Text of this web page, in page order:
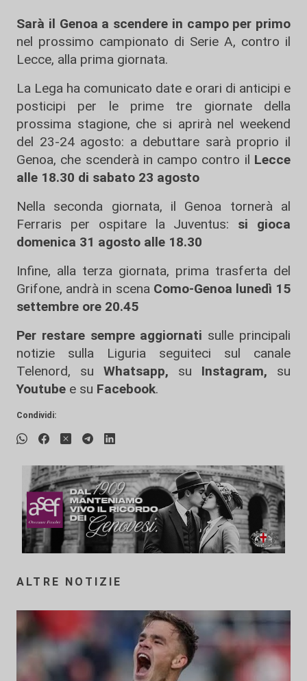
Sarà il Genoa a scendere in campo per primo
nel prossimo campionato di Serie A, contro il
Lecce, alla prima giornata.
La Lega ha comunicato date e orari di anticipi e
posticipi per le prime tre giornate della
prossima stagione, che si aprirà nel weekend
del 23-24 agosto: a debuttare sarà proprio il
Genoa, che scenderà in campo contro il Lecce
alle 18.30 di sabato 23 agosto
Nella seconda giornata, il Genoa tornerà al
Ferraris per ospitare la Juventus: si gioca
domenica 31 agosto alle 18.30
Infine, alla terza giornata, prima trasferta del
Grifone, andrà in scena Como-Genoa lunedì 15
settembre ore 20.45
Per restare sempre aggiornati sulle principali
notizie sulla Liguria seguiteci sul canale
Telenord, su
Whatsapp, su Instagram, su
Youtube e su Facebook.
Condividi:
ALTRE NOTIZIE